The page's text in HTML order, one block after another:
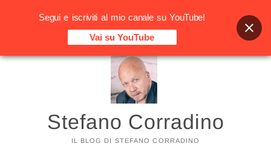
Vai
Stefano Corradino
IL BLOG DI STEFANO CORRADINO
Segui e iscriviti al mio canale su YouTube!
Vai su YouTube